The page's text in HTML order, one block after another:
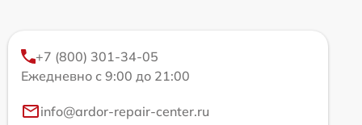
+7 (800) 301-34-05
Ежедневно с 9:00 до 21:00
info@ardor-repair-center.ru